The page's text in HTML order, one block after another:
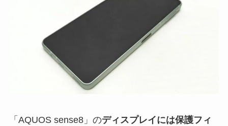
「AQUOS sense8」のディスプレイには保護フィ